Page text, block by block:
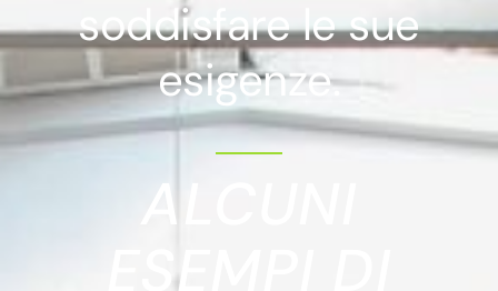
soddisfare le sue
esigenze.
ALCUNI
ESEMPI DI